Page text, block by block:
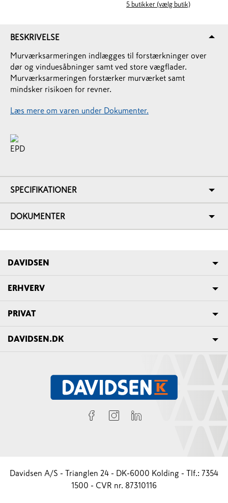
5 butikker (vælg butik)
BESKRIVELSE
Murværksarmeringen indlægges til forstærkninger over
dør og vinduesåbninger samt ved store vægflader.
Murværksarmeringen forstærker murværket samt
mindsker risikoen for revner.
Læs mere om varen under Dokumenter.
SPECIFIKATIONER
DOKUMENTER
DAVIDSEN
ERHVERV
PRIVAT
DAVIDSEN.DK
Davidsen A/S - Trianglen 24 - DK-6000 Kolding - Tlf.: 7354
1500 - CVR nr. 87310116